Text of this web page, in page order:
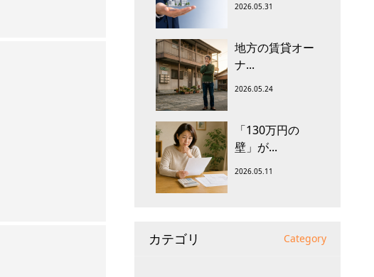
2026.05.31
地方の賃貸オー
ナ...
2026.05.24
「130万円の
壁」が...
2026.05.11
カテゴリ Category